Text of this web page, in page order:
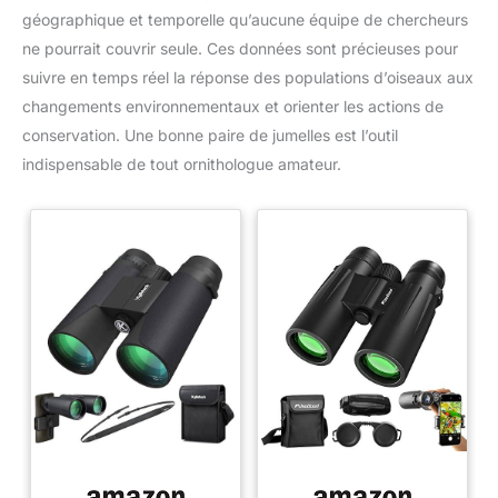
haut à droite, sous l’icône du
panier. (3) Cliquez sur «
manuel à télécharger.
avec bracelet, câble USB-A
vers USB-C, guide de
démarrage rapide et boîte
d'emballage.
géographique et temporelle qu’aucune équipe de chercheurs
ne pourrait couvrir seule. Ces données sont précieuses pour
suivre en temps réel la réponse des populations d’oiseaux aux
changements environnementaux et orienter les actions de
conservation. Une bonne paire de jumelles est l’outil
indispensable de tout ornithologue amateur.